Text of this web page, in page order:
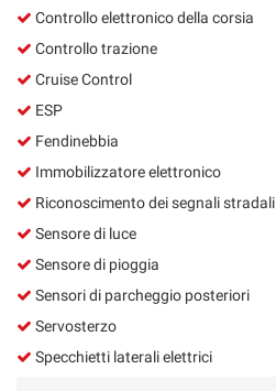
Controllo elettronico della corsia
Controllo trazione
Cruise Control
ESP
Fendinebbia
Immobilizzatore elettronico
Riconoscimento dei segnali stradali
Sensore di luce
Sensore di pioggia
Sensori di parcheggio posteriori
Servosterzo
Specchietti laterali elettrici